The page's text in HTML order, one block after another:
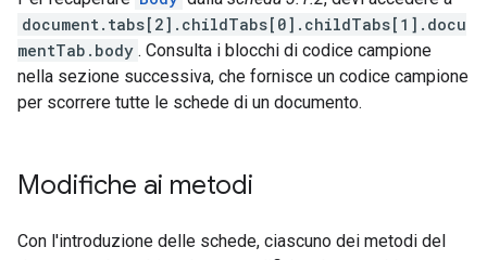
document.tabs[2].childTabs[0].childTabs[1].docu
mentTab.body . Consulta i blocchi di codice campione
nella sezione successiva, che fornisce un codice campione
per scorrere tutte le schede di un documento.
Modifiche ai metodi
Con l'introduzione delle schede, ciascuno dei metodi del